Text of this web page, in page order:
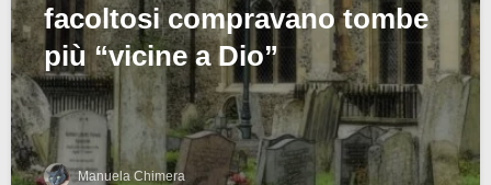
facoltosi compravano tombe
più “vicine a Dio”
Manuela Chimera